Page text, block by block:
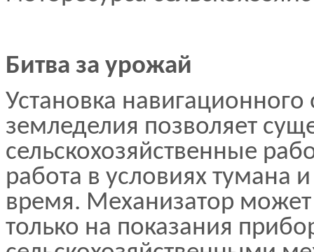
Битва за урожай
Установка
земледелия позволяет
сельскохозяйственные
работа в условиях тумана
время. Механизатор может
только на показания